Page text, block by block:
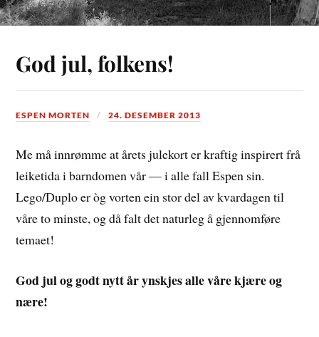
God jul, folkens!
ESPEN MORTEN 24. DESEMBER 2013
Me må innrømme at årets julekort er kraftig inspirert frå
leiketida i barndomen vår — i alle fall Espen sin.
Lego/Duplo er òg vorten ein stor del av kvardagen til
våre to minste, og då falt det naturleg å gjennomføre
temaet!
God jul og godt nytt år ynskjes alle våre kjære og
nære!